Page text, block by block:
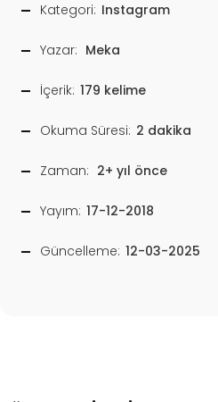
Kategori: Instagram
Yazar: Meka
İçerik: 179 kelime
Okuma Süresi: 2 dakika
Zaman: 2+ yıl önce
Yayım: 17-12-2018
Güncelleme: 12-03-2025